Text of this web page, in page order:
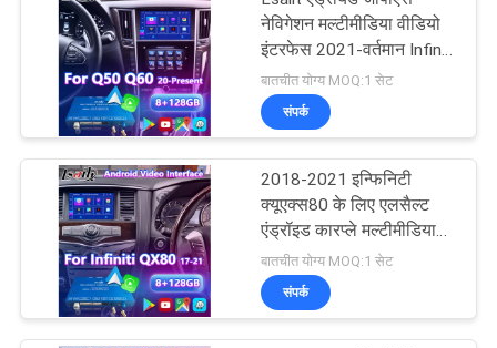
वीडियो
बारे
कारखाना
भ्रमण
एंड्रॉइड नेविगेशन बॉक्स
56
नेविगेशन मल्टीमीडिया वीडियो
इंटरफेस 2021-वर्तमान Infiniti
Q50 Q60 Q60S Q50S के
लिए
बातचीत योग्य MOQ:1 सेट
संपर्क
2018-2021 इन्फिनिटी
क्यूएक्स80 के लिए एलसैल्ट
एंड्रॉइड कारप्ले मल्टीमीडिया
नेविगेशन इंटरफ़ेस
बातचीत योग्य MOQ:1 सेट
संपर्क